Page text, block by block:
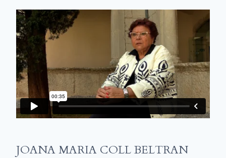
JOANA MARIA COLL BELTRAN